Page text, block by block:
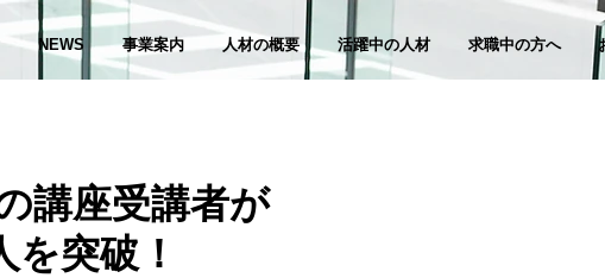
NEWS 事業案内 人材の概要 活躍中の人材 求職中の方へ
講座受講者が
を突破！